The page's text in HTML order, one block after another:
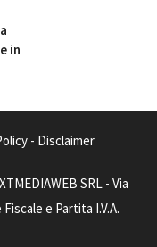
in
- Disclaimer
SRL - Via
e Partita I.V.A.